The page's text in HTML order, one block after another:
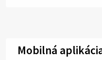
Mobilná